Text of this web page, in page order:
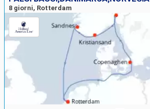
8 giorni, Rotterdam